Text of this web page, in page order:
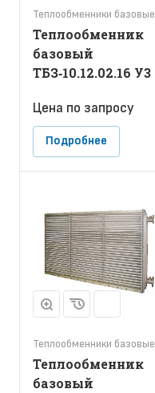
Теплообменники базовые
Теплообменник
базовый
ТБЗ‑10.12.02.16 У3
Цена по запросу
Подробнее
Теплообменники базовые
Теплообменник
базовый